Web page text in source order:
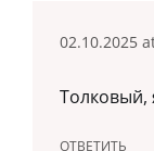
02.10.2025
Толковый,
ОТВЕТИТЬ